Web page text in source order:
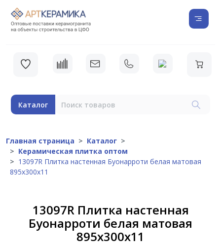
Каталог
Главная страница
Каталог
Керамическая плитка оптом
13097R Плитка настенная Буонарроти белая матовая
895х300х11
13097R Плитка настенная
Буонарроти белая матовая
895х300х11